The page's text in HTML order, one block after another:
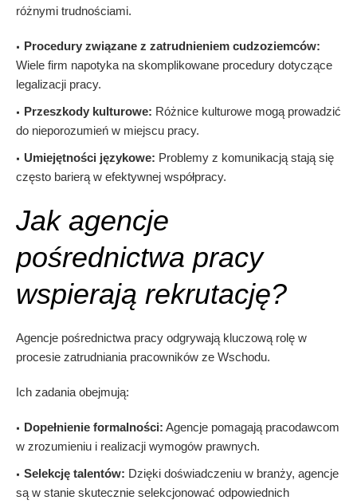
różnymi trudnościami.
Procedury związane z zatrudnieniem cudzoziemców:
Wiele firm napotyka na skomplikowane procedury dotyczące
legalizacji pracy.
Przeszkody kulturowe: Różnice kulturowe mogą prowadzić
do nieporozumień w miejscu pracy.
Umiejętności językowe: Problemy z komunikacją stają się
często barierą w efektywnej współpracy.
Jak agencje
pośrednictwa pracy
wspierają rekrutację?
Agencje pośrednictwa pracy odgrywają kluczową rolę w
procesie zatrudniania pracowników ze Wschodu.
Ich zadania obejmują:
Dopełnienie formalności: Agencje pomagają pracodawcom
w zrozumieniu i realizacji wymogów prawnych.
Selekcję talentów: Dzięki doświadczeniu w branży, agencje
są w stanie skutecznie selekcjonować odpowiednich